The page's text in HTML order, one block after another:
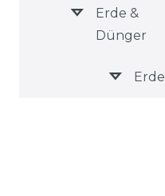
Erde &
Dünger
Erde